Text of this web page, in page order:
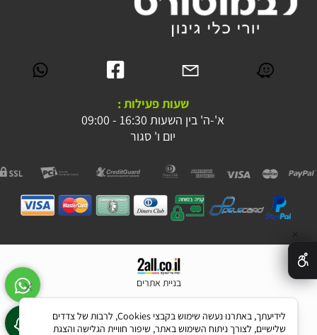
שעות פעילות :
א'-ה' בין השעות 16:30 - 09:00
יום ו' סגור
בניית אתרים
לידיעתך, באתרנו נעשה שימוש בקבצי Cookies, לרבות של צדדים
שלישיים, לצורך ניתוח השימוש באתר, שיפור חוויית הגלישה והצגת